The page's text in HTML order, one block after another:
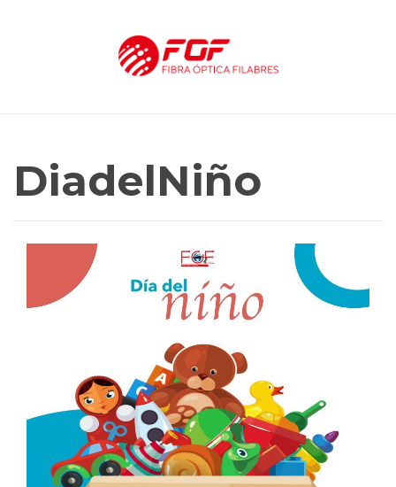
DiadelNiño